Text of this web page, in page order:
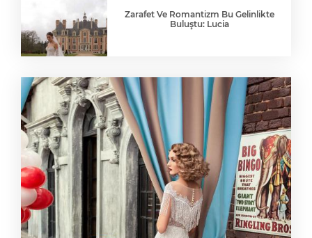
Zarafet Ve Romantizm Bu Gelinlikte
Buluştu: Lucia